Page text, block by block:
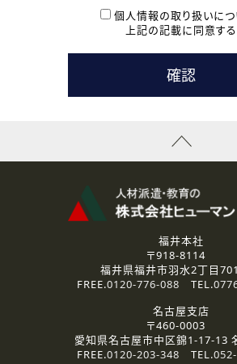
本登録に関するご連絡および本登録時
たします。
( 3 ) スタッフ派遣を検討されている企業の
お問い合わせの内容に回答するために利
なお、ご連絡手段は、電話・Ｅメールの
資料送付、受講相談に関するご連絡の
その他、お問い合わせの内容に回答す
なお、ご連絡手段は、電話・Ｅメールの
2.個人情報の第三者提供
ご提供いただいた個人情報は、法令等の規
3.個人情報の取り扱いの委託
弊社の定める個人情報保護の評価基準を満
人情報を委託する場合があります。
個人情報の取り扱いにつ
上記の記載に同意する
福井本社
〒918-8114
福井県福井市羽水2丁目
FREE.0120-776-088 TEL.
名古屋支店
〒460-0003
愛知県名古屋市中区錦1-17-13
FREE.0120-203-348 TEL.